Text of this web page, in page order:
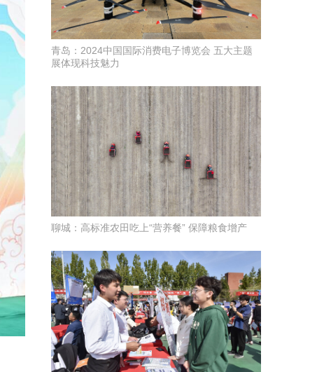
青岛：2024中国国际消费电子博览会 五大主题
展体现科技魅力
聊城：高标准农田吃上“营养餐” 保障粮食增产